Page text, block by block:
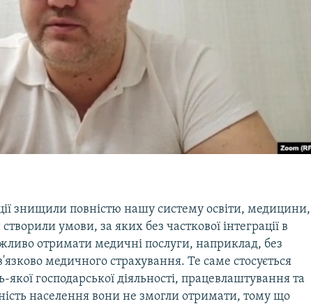
знищили повністю нашу систему освіти, медицини,
умови, за яких без часткової інтеграції в
отримати медичні послуги, наприклад, без
медичного страхування. Те саме стосується
якої господарської діяльності, працевлаштування та
населення вони не змогли отримати, тому що